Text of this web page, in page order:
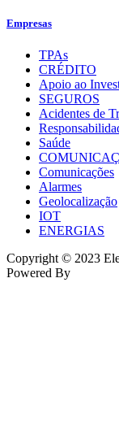
Empresas
TPAs
CRÉDITO
Apoio ao
SEGUROS
Acidentes de
Saúde
Comunicações
Alarmes
Geolocalização
IOT
ENERGIAS
Copyright © 2023
Powered By